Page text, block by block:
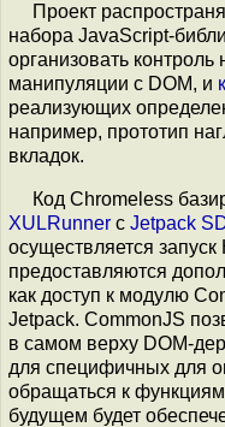
Проект
набора JavaScript-
организовать
манипуляции с DOM, и
реализующих
например, прототип
вкладок.
Код Chromeless
XULRunner с Jetpack
осуществляется
предоставляются
как доступ к модулю
Jetpack. CommonJS
в самом верху DOM-
для специфичных для
обращаться к
будущем будет